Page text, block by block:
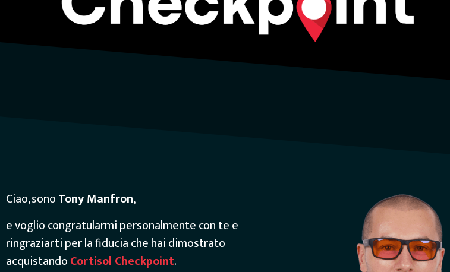
Ciao, sonoTony Manfron,
e voglio congratularmi personalmente con te e
ringraziarti per la fiducia che hai dimostrato
acquistandoCortisol Checkpoint.